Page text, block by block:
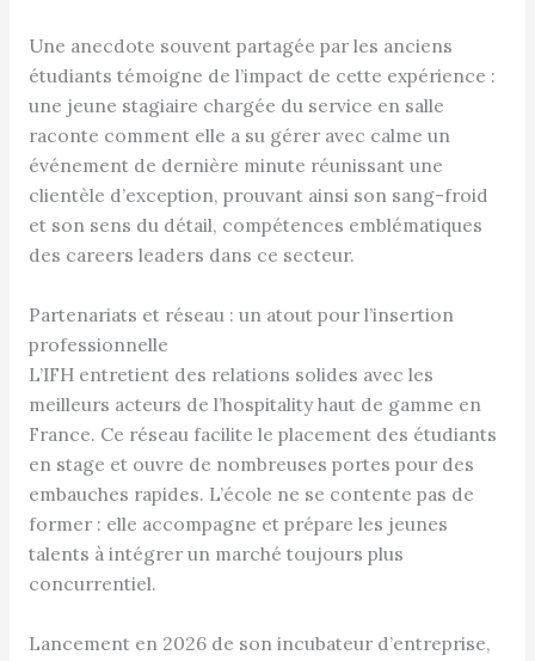
Une anecdote souvent partagée par les anciens
étudiants témoigne de l’impact de cette expérience :
une jeune stagiaire chargée du service en salle
raconte comment elle a su gérer avec calme un
événement de dernière minute réunissant une
clientèle d’exception, prouvant ainsi son sang-froid
et son sens du détail, compétences emblématiques
des careers leaders dans ce secteur.
Partenariats et réseau : un atout pour l’insertion
professionnelle
L’IFH entretient des relations solides avec les
meilleurs acteurs de l’hospitality haut de gamme en
France. Ce réseau facilite le placement des étudiants
en stage et ouvre de nombreuses portes pour des
embauches rapides. L’école ne se contente pas de
former : elle accompagne et prépare les jeunes
talents à intégrer un marché toujours plus
concurrentiel.
Lancement en 2026 de son incubateur d’entreprise,